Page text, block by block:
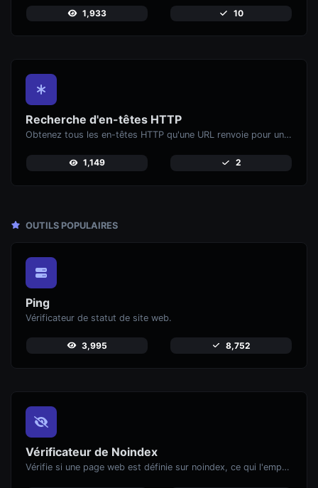
1,933 10
Recherche d'en-têtes HTTP
Obtenez tous les en-têtes HTTP qu'une URL renvoie pour une requête GET typique.
1,149 2
OUTILS POPULAIRES
Ping
Vérificateur de statut de site web.
3,995 8,752
Vérificateur de Noindex
Vérifie si une page web est définie sur noindex, ce qui l'empêche d'apparaître dans les moteurs de recherche.